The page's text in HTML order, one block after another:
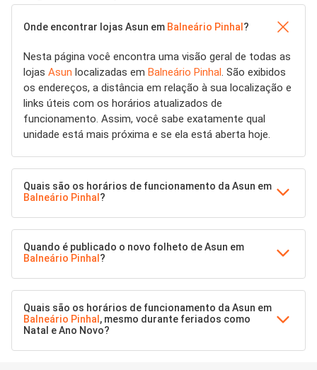
Onde encontrar lojas Asun em Balneário Pinhal ?
Nesta página você encontra uma visão geral de todas as
lojas Asun localizadas em Balneário Pinhal. São exibidos
os endereços, a distância em relação à sua localização e
links úteis com os horários atualizados de
funcionamento. Assim, você sabe exatamente qual
unidade está mais próxima e se ela está aberta hoje.
Quais são os horários de funcionamento da Asun em
Balneário Pinhal ?
Quando é publicado o novo folheto de Asun em
Balneário Pinhal ?
Quais são os horários de funcionamento da Asun em
Balneário Pinhal , mesmo durante feriados como
Natal e Ano Novo?